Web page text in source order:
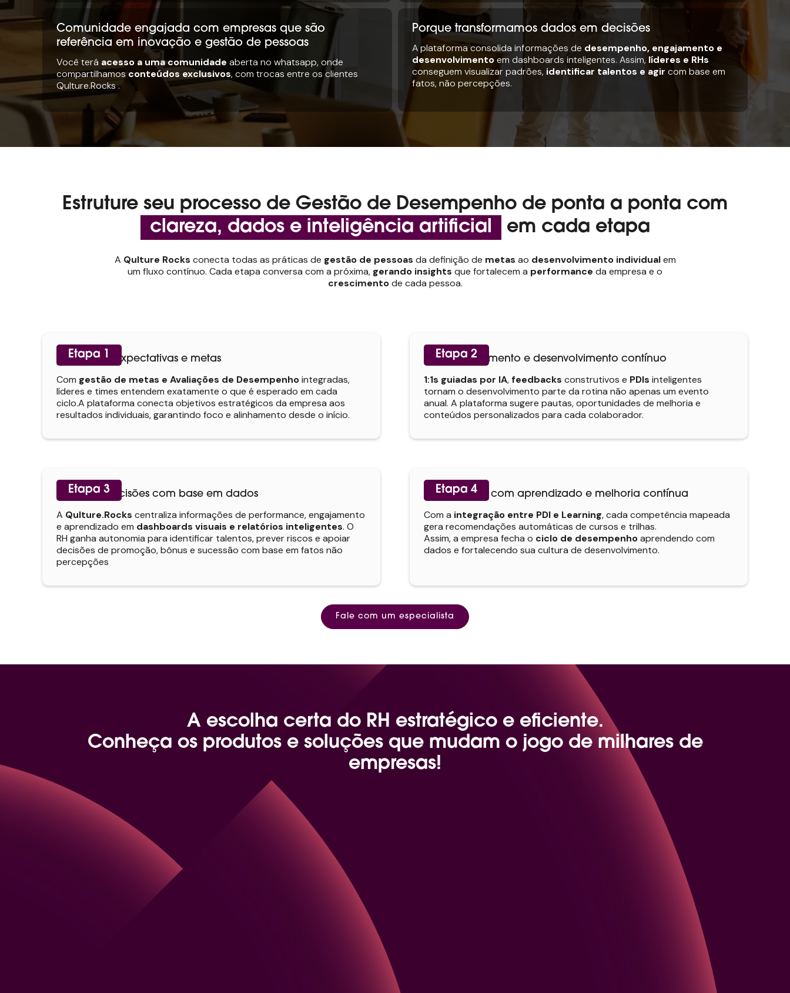
Comunidade engajada com empresas que são
referência em inovação e gestão de pessoas
Você terá acesso a uma comunidade aberta no whatsapp, onde
compartilhamosconteúdos exclusivos, com trocas entre os clientes
Qulture.Rocks .
Porque transformamos dados em decisões
A plataforma consolida informações de desempenho, engajamento e
desenvolvimentoem dashboards inteligentes. Assim, líderes e RHs
conseguem visualizar padrões, identificar talentos e agir com base em
fatos, não percepções.
Estruture seu processo de Gestão de Desempenho de ponta a ponta com
clareza, dados e inteligência artificial
em cada etapa
A Qulture Rocks conecta todas as práticas de gestão de pessoas da definição de metas ao desenvolvimento individualem
um fluxo contínuo. Cada etapa conversa com a próxima, gerando insights que fortalecem a performance da empresa e o
crescimentode cada pessoa.
Etapa 1
Clareza de expectativas e metas
Com gestão de metas e Avaliações de Desempenhointegradas,
líderes e times entendem exatamente o que é esperado em cada
ciclo.A plataforma conecta objetivos estratégicos da empresa aos
resultados individuais, garantindo foco e alinhamento desde o início.
Etapa 2
Acompanhamento e desenvolvimento contínuo
1:1s guiadas por IA,feedbacks construtivos e PDIs inteligentes
tornam o desenvolvimento parte da rotina não apenas um evento
anual. A plataforma sugere pautas, oportunidades de melhoria e
conteúdos personalizados para cada colaborador.
Etapa 3
Insights e decisões com base em dados
A Qulture.Rocks centraliza informações de performance, engajamento
e aprendizado em dashboards visuais e relatórios inteligentes. O
RH ganha autonomia para identificar talentos, prever riscos e apoiar
decisões de promoção, bônus e sucessão com base em fatos não
percepções
Etapa 4
Fechamento com aprendizado e melhoria contínua
Com a integração entre PDI e Learning, cada competência mapeada
gera recomendações automáticas de cursos e trilhas.
Assim, a empresa fecha o ciclo de desempenhoaprendendo com
dados e fortalecendo sua cultura de desenvolvimento.
Fale com um especialista
A escolha certa do RH estratégico e eficiente.
Conheça os produtos e soluções que mudam o jogo de milhares de
empresas!